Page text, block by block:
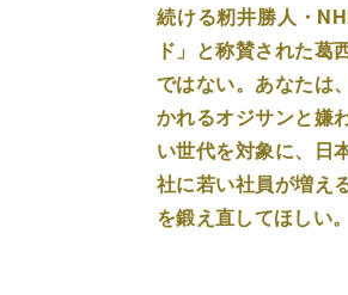
続ける籾井勝人・
ド」と称賛された葛
ではない。あなたは
かれるオジサンと嫌
い世代を対象に、日
社に若い社員が増え
を鍛え直してほしい